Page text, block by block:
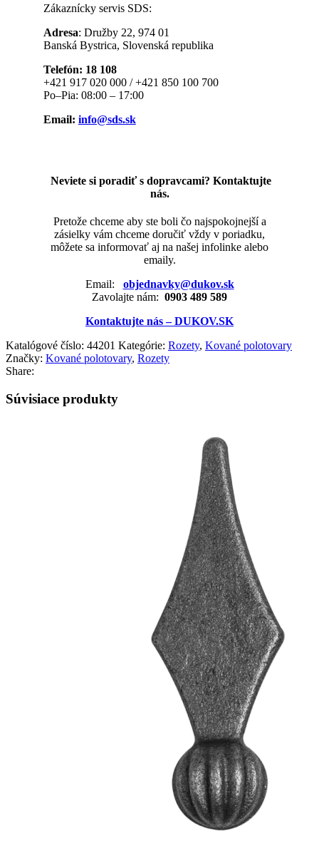
Zákaznícky servis SDS:
Adresa: Družby 22, 974 01
Banská Bystrica, Slovenská republika
Telefón: 18 108
+421 917 020 000 / +421 850 100 700
Po–Pia: 08:00 – 17:00
Email: info@sds.sk
Neviete si poradiť s dopravcami? Kontaktujte
nás.
Pretože chceme aby ste boli čo najspokojnejší a
zásielky vám chceme doručiť vždy v poriadku,
môžete sa informovať aj na našej infolinke alebo
emaily.
Email: objednavky@dukov.sk
Zavolajte nám: 0903 489 589
Kontaktujte nás – DUKOV.SK
Katalógové číslo: 44201 Kategórie: Rozety, Kované polotovary
Značky: Kované polotovary, Rozety
Share:
Súvisiace produkty